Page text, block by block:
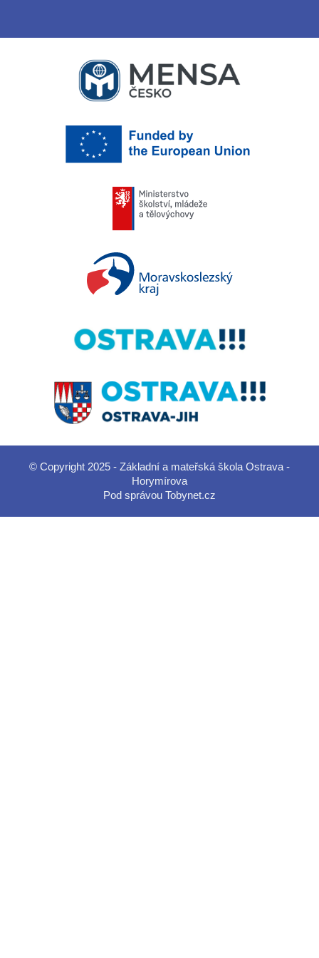
© Copyright 2025 - Základní a mateřská škola Ostrava -
Horymírova
Pod správou Tobynet.cz